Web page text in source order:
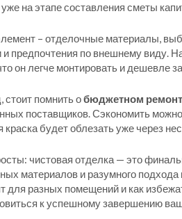
на этапе составления сметы
– отделочные материалы,
и предпочтения по внешнему виду.
он легче монтировать и дешевле
стоит помнить обюджетном
поставщиков. Сэкономить
будет облезать уже через
чистовая отделка — это
материалов и разумного
для разных помещений и как
к успешному завершению